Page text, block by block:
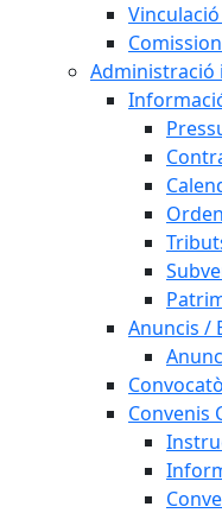
Administració
Anuncis /
Convenis